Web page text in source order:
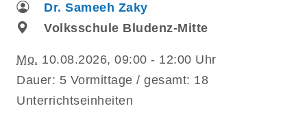
Dr. Sameeh Zaky
Volksschule Bludenz-Mitte
Mo. 10.08.2026, 09:00 - 12:00 Uhr
Dauer: 5 Vormittage / gesamt: 18
Unterrichtseinheiten